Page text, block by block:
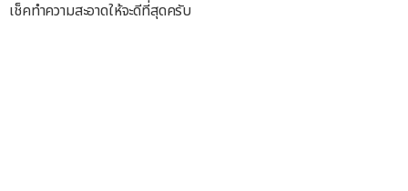
เช็คทำความสะอาดให้จะดีที่สุดครับ